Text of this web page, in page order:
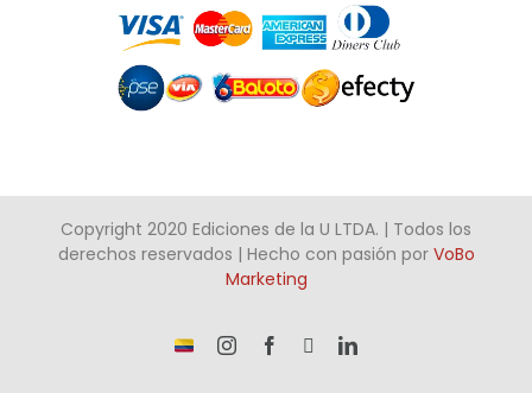
Copyright 2020 Ediciones de la U LTDA. | Todos los
derechos reservados | Hecho con pasión por VoBo
Marketing
¡Somos InstagramFacebook LinkedIn